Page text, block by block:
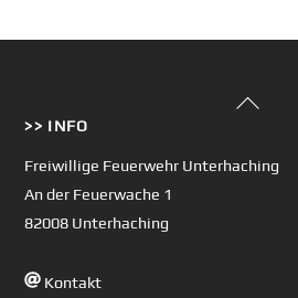
Back
>> INFO
Freiwillige Feuerwehr Unterhaching
An der Feuerwache 1
82008 Unterhaching
Kontakt